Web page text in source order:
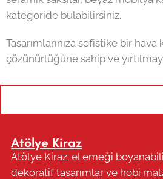
kategoride bulabilirsiniz.
Tasarımlarınıza sofistike bir hava
çözünürlüğüne sahip ve
Atölye Kiraz
Atölye Kiraz; el emeği
dekoratif tasarımlar ve hobi